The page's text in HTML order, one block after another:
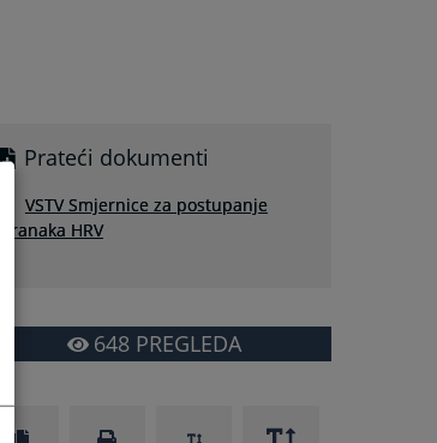
Prateći dokumenti
VSTV Smjernice za postupanje
stranaka HRV
648PREGLEDA